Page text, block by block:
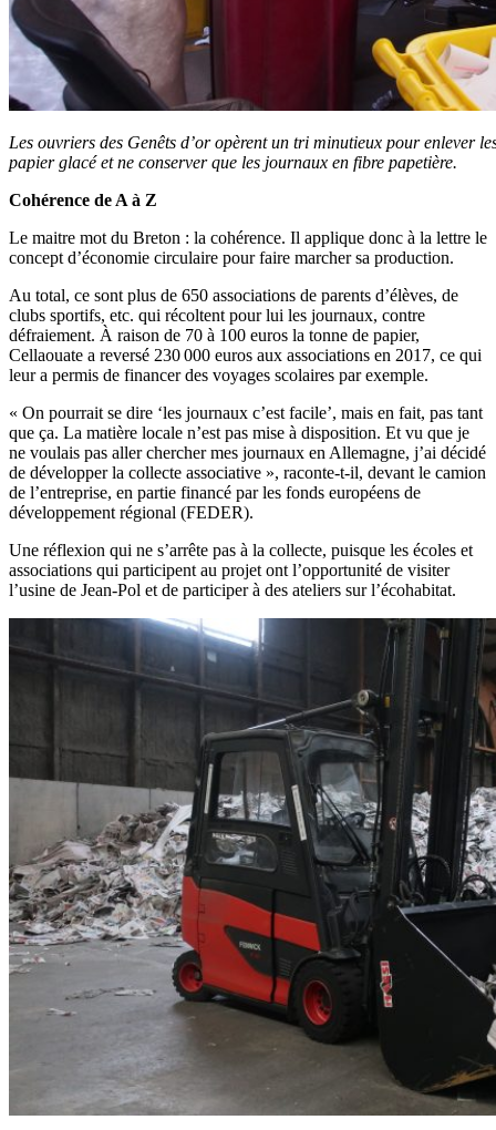
Les ouvriers des Genêts d’or opèrent un tri minutieux pour enlever
papier glacé et ne conserver que les journaux en fibre papetière.
Cohérence de A à Z
Le maitre mot du Breton : la cohérence. Il applique donc à la lettre le
concept d’économie circulaire pour faire marcher sa production.
Au total, ce sont plus de 650 associations de parents d’élèves, de
clubs sportifs, etc. qui récoltent pour lui les journaux, contre
défraiement. À raison de 70 à 100 euros la tonne de papier,
Cellaouate a reversé 230 000 euros aux associations en 2017, ce qui
leur a permis de financer des voyages scolaires par exemple.
« On pourrait se dire ‘les journaux c’est facile’, mais en fait, pas tant
que ça. La matière locale n’est pas mise à disposition. Et vu que je
ne voulais pas aller chercher mes journaux en Allemagne, j’ai décidé
de développer la collecte associative », raconte-t-il, devant le camion
de l’entreprise, en partie financé par les fonds européens de
développement régional (FEDER).
Une réflexion qui ne s’arrête pas à la collecte, puisque les écoles et
associations qui participent au projet ont l’opportunité de visiter
l’usine de Jean-Pol et de participer à des ateliers sur l’écohabitat.